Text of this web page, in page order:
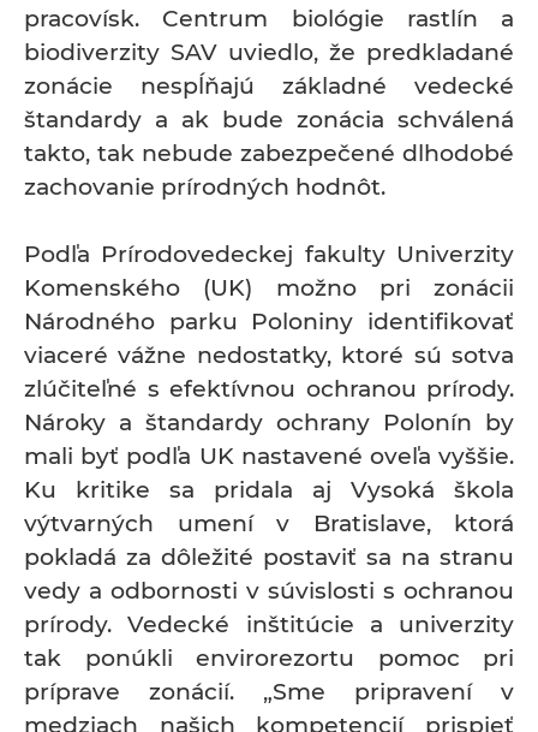
pracovísk. Centrum biológie rastlín a
biodiverzity SAV uviedlo, že predkladané
zonácie nespĺňajú základné vedecké
štandardy a ak bude zonácia schválená
takto, tak nebude zabezpečené dlhodobé
zachovanie prírodných hodnôt.
Podľa Prírodovedeckej fakulty Univerzity
Komenského (UK) možno pri zonácii
Národného parku Poloniny identifikovať
viaceré vážne nedostatky, ktoré sú sotva
zlúčiteľné s efektívnou ochranou prírody.
Nároky a štandardy ochrany Polonín by
mali byť podľa UK nastavené oveľa vyššie.
Ku kritike sa pridala aj Vysoká škola
výtvarných umení v Bratislave, ktorá
pokladá za dôležité postaviť sa na stranu
vedy a odbornosti v súvislosti s ochranou
prírody. Vedecké inštitúcie a univerzity
tak ponúkli envirorezortu pomoc pri
príprave zonácií. „Sme pripravení v
medziach našich kompetencií prispieť